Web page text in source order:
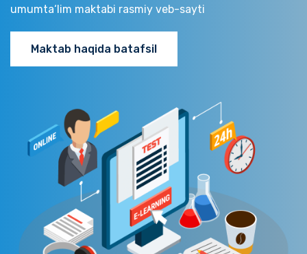
umumta‘lim maktabi rasmiy veb-sayti
Maktab haqida batafsil